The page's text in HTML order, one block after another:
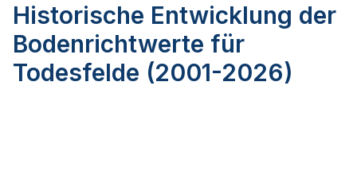
Historische Entwicklung der
Bodenrichtwerte für
Todesfelde (2001-2026)